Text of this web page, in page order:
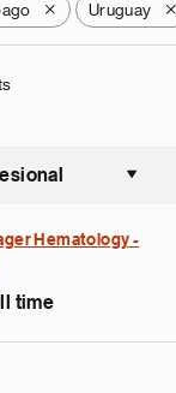
X Uruguay X
Hematology -
time